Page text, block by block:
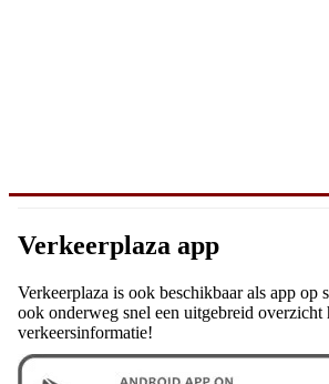
Verkeerplaza app
Verkeerplaza is ook beschikbaar als app op
ook onderweg snel een uitgebreid overzicht
verkeersinformatie!